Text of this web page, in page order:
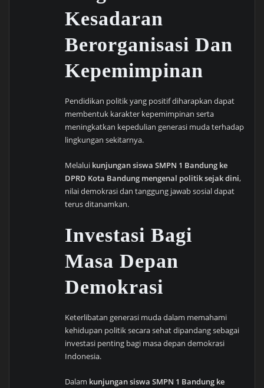
Kesadaran
Berorganisasi Dan
Kepemimpinan
Pendidikan politik yang positif diharapkan dapat
membentuk karakter kepemimpinan serta
meningkatkan kepedulian generasi muda terhadap
lingkungan sekitarnya.
Melalui kunjungan siswa SMPN 1 Bandung ke
DPRD Kota Bandung mengenal politik sejak dini,
nilai demokrasi dan tanggung jawab sosial dapat
terus ditanamkan.
Investasi Bagi
Masa Depan
Demokrasi
Keterlibatan generasi muda dalam memahami
kehidupan politik secara sehat dipandang sebagai
investasi penting bagi masa depan demokrasi
Indonesia.
Dalam kunjungan siswa SMPN 1 Bandung ke